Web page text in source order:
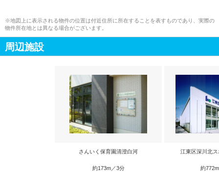
※地図上に表示される物件の位置は付近住所に所在することを表すものであり、実際の
物件所在地とは異なる場合がございます。
周辺施設
さんいく保育園清澄白河
約173m／3分
江東区深川北
約